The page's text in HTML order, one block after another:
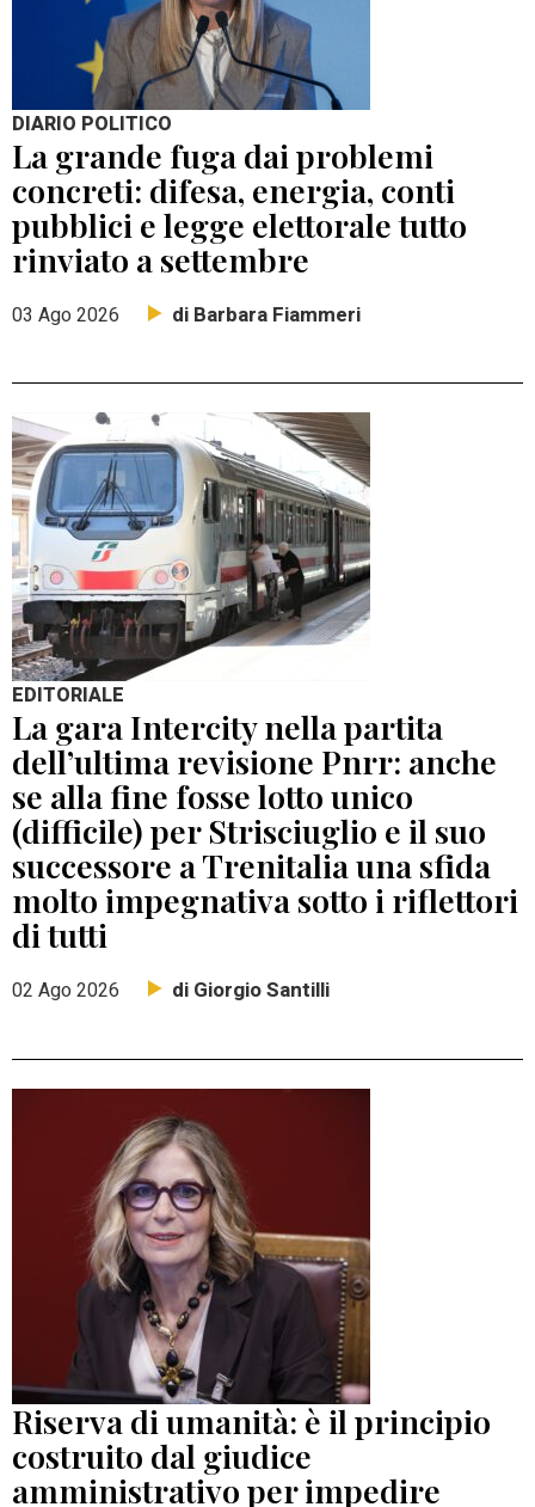
DIARIO POLITICO
La grande fuga dai problemi
concreti: difesa, energia, conti
pubblici e legge elettorale tutto
rinviato a settembre
03 Ago 2026 di Barbara Fiammeri
EDITORIALE
La gara Intercity nella partita
dell’ultima revisione Pnrr: anche
se alla fine fosse lotto unico
(difficile) per Strisciuglio e il suo
successore a Trenitalia una sfida
molto impegnativa sotto i riflettori
di tutti
02 Ago 2026 di Giorgio Santilli
Riserva di umanità: è il principio
costruito dal giudice
amministrativo per impedire